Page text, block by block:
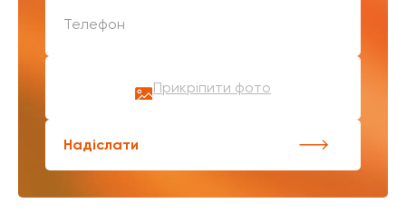
Прикріпити фото
Надіслати